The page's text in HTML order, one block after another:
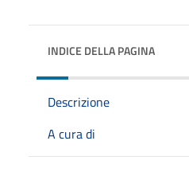
INDICE DELLA PAGINA
Descrizione
A cura di